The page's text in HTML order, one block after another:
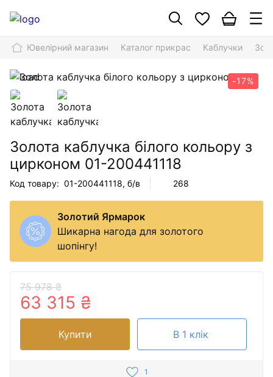
Ювелірний магазин Каталог прикрас Каблучки
-17%
Золота каблучка білого кольору з
цирконом 01-200441118
Код товару: 01-200441118, б/в 268
Золотий Ярмарок
Шикарна нагода для золотого
шопінгу!
75 978 ₴
63 315 ₴
Купити В 1 клік
1